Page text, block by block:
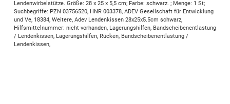
Lendenwirbelstütze. Größe: 28 x 25 x 5,5 cm; Farbe: schwarz. ; Menge: 1 St;
Suchbegriffe: PZN 03756520, HNR 003378, ADEV Gesellschaft für Entwicklung
und Ve, 18384, Weitere, Adev Lendenkissen 28x25x5.5cm schwarz,
Hilfsmittelnummer: nicht vorhanden, Lagerungshilfen, Bandscheibenentlastung
/ Lendenkissen, Lagerungshilfen, Rücken, Bandscheibenentlastung /
Lendenkissen,